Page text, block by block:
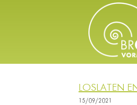
LOSLATEN
15/09/2021